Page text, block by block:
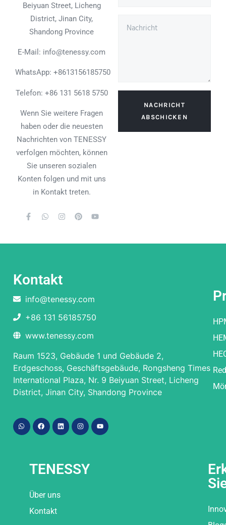
Beiyuan Street, Licheng
District, Jinan City,
Shandong Province
E-Mail: info@tenessy.com
WhatsApp: +8613156185750
Telefon: +86 131 5618 5750
Wenn Sie weitere Fragen
haben oder die neuesten
Nachrichten von TENESSY
verfolgen möchten, können
Sie unseren sozialen
Konten folgen und mit uns
in Kontakt treten.
NACHRICHT
ABSCHICKEN
Kontakt
info@tenessy.com
+86 131 56185750
www.tenessy.com
Raum 1523, Gebäude 1 und Gebäude 2,
Erdgeschoss, Geschäftsgebäude, Rongsheng Times
International Plaza, Nr. 9 Beiyuan Street, Licheng
District, Jinan City, Shandong Province
TENESSY
Über uns
Kontakt